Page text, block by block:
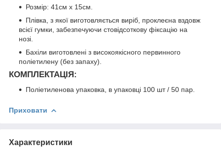
Розмір: 41см х 15см.
Плівка, з якої виготовляється виріб, проклеєна вздовж
всієї гумки, забезпечуючи стовідсоткову фіксацію на
нозі.
Бахіли виготовлені з високоякісного первинного
поліетилену (без запаху).
КОМПЛЕКТАЦІЯ:
Поліетиленова упаковка, в упаковці 100 шт / 50 пар.
Приховати
Характеристики